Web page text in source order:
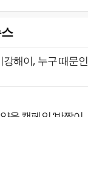
해이, 누구 때문인
육 캠페인 ‘반짝이